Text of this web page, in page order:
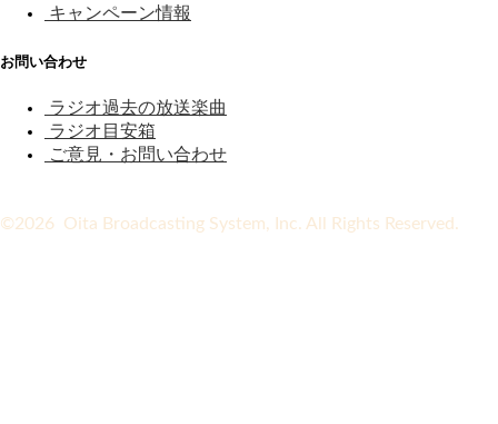
キャンペーン情報
お問い合わせ
ラジオ過去の放送楽曲
ラジオ目安箱
ご意見・お問い合わせ
©2026 Oita Broadcasting System, Inc. All Rights Reserved.